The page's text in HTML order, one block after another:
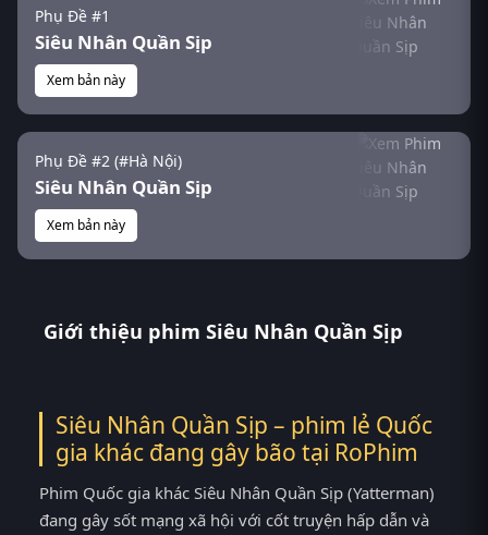
Phụ Đề #1
Siêu Nhân Quần Sịp
Xem bản này
Phụ Đề #2 (#Hà Nội)
Siêu Nhân Quần Sịp
Xem bản này
Giới thiệu phim Siêu Nhân Quần Sịp
Siêu Nhân Quần Sịp – phim lẻ Quốc
gia khác đang gây bão tại RoPhim
Phim Quốc gia khác Siêu Nhân Quần Sịp (Yatterman)
đang gây sốt mạng xã hội với cốt truyện hấp dẫn và